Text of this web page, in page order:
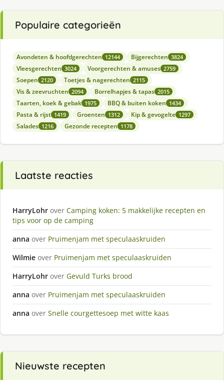
Populaire categorieën
Avondeten & hoofdgerechten 12144 Bijgerechten 3824
Vleesgerechten 3024 Voorgerechten & amuses 2759
Soepen 2120 Toetjes & nagerechten 2115
Vis & zeevruchten 2094 Borrelhapjes & tapas 2015
Taarten, koek & gebak 1975 BBQ & buiten koken 1434
Pasta & rijst 1419 Groenten 1312 Kip & gevogelte 1297
Salades 1216 Gezonde recepten 1178
Laatste reacties
HarryLohr over Camping koken: 5 makkelijke recepten en
tips voor op de camping
anna over Pruimenjam met speculaaskruiden
Wilmie over Pruimenjam met speculaaskruiden
HarryLohr over Gevuld Turks brood
anna over Pruimenjam met speculaaskruiden
anna over Snelle courgettesoep met witte kaas
Nieuwste recepten